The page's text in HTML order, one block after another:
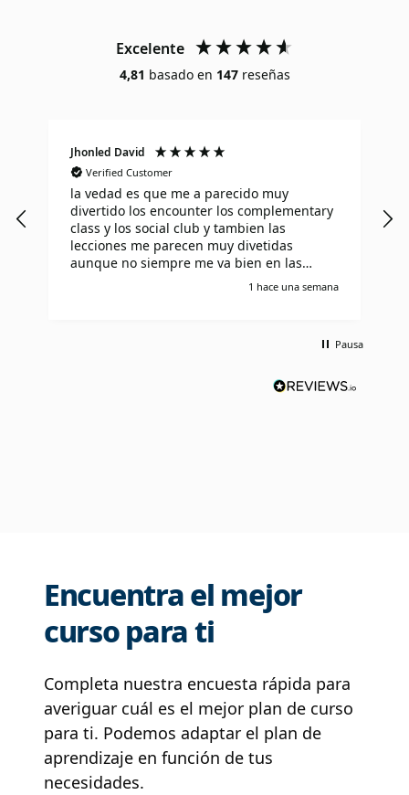
Excelente
4,81 basado en 147 reseñas
Jhonled David
Verified Customer
la vedad es que me a parecido muy
divertido los encounter los complementary
class y los social club y tambien las
lecciones me parecen muy divetidas
aunque no siempre me va bien en las
lecciones pero aprendo muy rapido de mis
1 hace una semana
Pausa
Encuentra el mejor
curso para ti
Completa nuestra encuesta rápida para
averiguar cuál es el mejor plan de curso
para ti. Podemos adaptar el plan de
aprendizaje en función de tus
necesidades.